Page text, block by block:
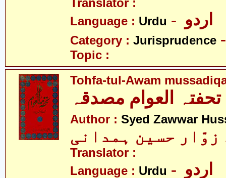
Translator :
Language : Urdu
Category : Jurisprudence
Topic :
Tohfa-tul-Awam
تحفتہ العوام مصدقہ
Author : Syed Zawwar
زوّار حسین ہمدانی
Translator :
Language : Urdu